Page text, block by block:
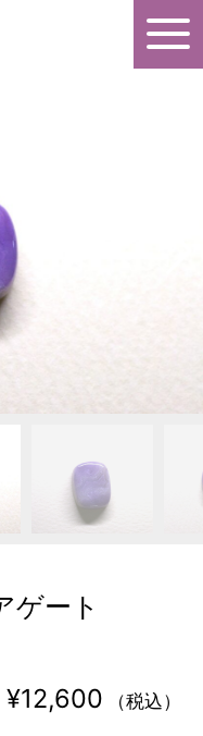
ゲート
¥12,600 （税込）